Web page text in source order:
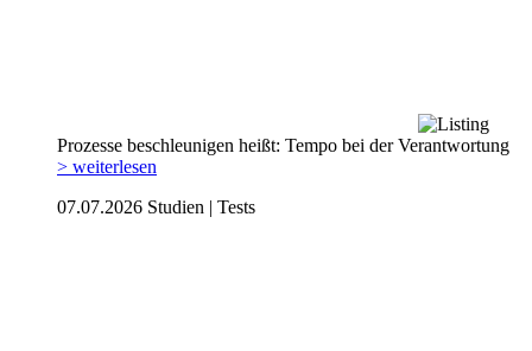
Prozesse beschleunigen heißt: Tempo bei der Verantwortung
> weiterlesen
07.07.2026 Studien | Tests